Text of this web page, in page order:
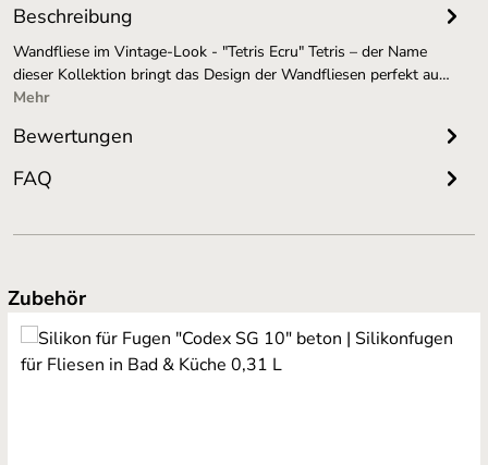
Beschreibung
Wandfliese im Vintage-Look - "Tetris Ecru" Tetris – der Name
dieser Kollektion bringt das Design der Wandfliesen perfekt au…
Mehr
Bewertungen
FAQ
Produktgalerie überspringen
Zubehör